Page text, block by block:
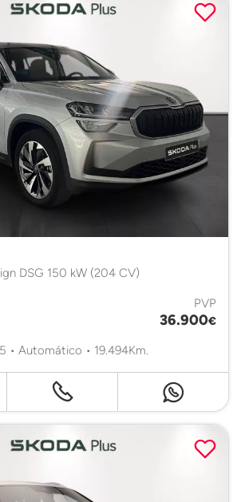
DSG 150 kW (204 CV)
PVP
36.900€
• Automático • 19.494Km.